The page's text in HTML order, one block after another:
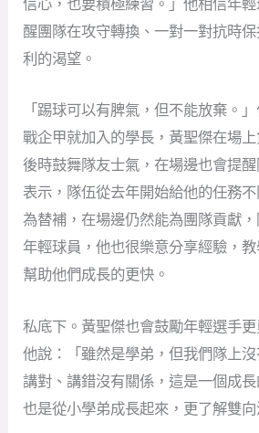
信心，也要積極練習。」他相信年
醒團隊在攻守轉換、一對一對抗時
利的渴望。
「踢球可以有脾氣，但不能放棄。
戰企甲就加入的學長，黃聖傑在場
後時鼓舞隊友士氣，在場邊也會提
表示，隊伍從去年開始給他的任務
為替補，在場邊仍然能為團隊貢獻
年輕球員，他也很樂意分享經驗，教
幫助他們成長的更快。
私底下。黃聖傑也會鼓勵年輕選手更
他說：「雖然是學弟，但我們隊上沒
講對、講錯沒有關係，這是一個成
也是從小學弟成長起來，更了解雙向